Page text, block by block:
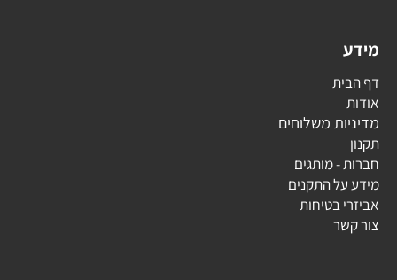
מידע
דף הבית
אודות
מדיניות משלוחים
תקנון
חברות - מותגים
מידע על התקנים
אביזרי בטיחות
צור קשר